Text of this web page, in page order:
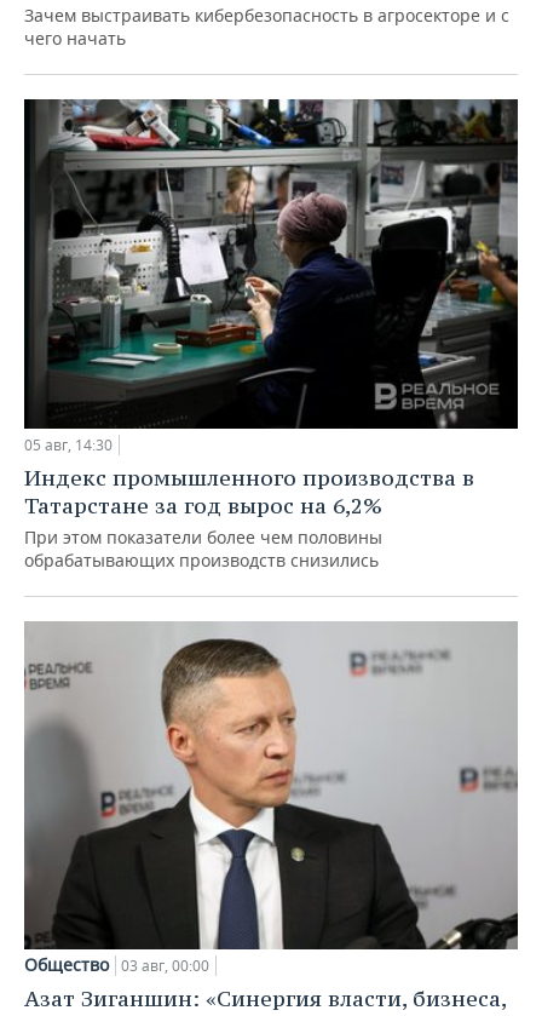
Зачем выстраивать кибербезопасность в агросекторе и с
чего начать
05 авг, 14:30
Индекс промышленного производства в
Татарстане за год вырос на 6,2%
При этом показатели более чем половины
обрабатывающих производств снизились
Общество 03 авг, 00:00
Азат Зиганшин: «Синергия власти, бизнеса,